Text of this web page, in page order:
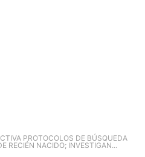
PROTOCOLOS DE BÚSQUEDA
RECIÉN NACIDO; INVESTIGAN...